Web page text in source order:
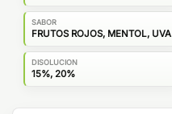
SABOR
FRUTOS ROJOS, MENTOL, UVA
DISOLUCION
15%, 20%